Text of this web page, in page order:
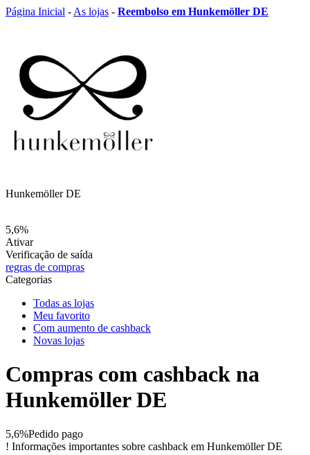
Página Inicial - As lojas - Reembolso em Hunkemöller DE
Hunkemöller DE
5,6%
Ativar
Verificação de saída
regras de compras
Categorias
Todas as lojas
Meu favorito
Com aumento de cashback
Novas lojas
Compras com cashback na
Hunkemöller DE
5,6%Pedido pago
! Informações importantes sobre cashback em Hunkemöller DE